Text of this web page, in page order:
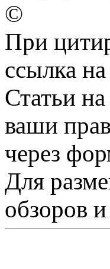
©
При
ссылка на
Статьи
ваши
через
Для
обзоров